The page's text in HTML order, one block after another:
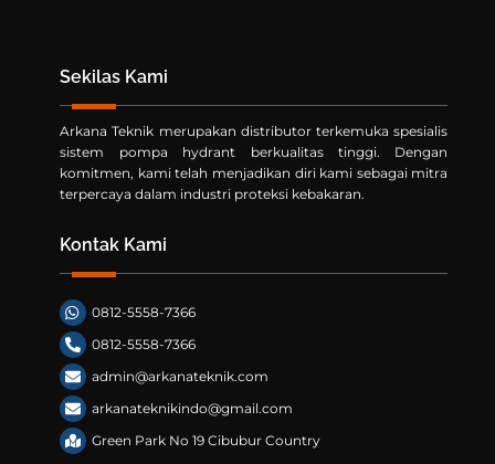
Sekilas Kami
Arkana Teknik merupakan distributor terkemuka spesialis
sistem pompa hydrant berkualitas tinggi. Dengan
komitmen, kami telah menjadikan diri kami sebagai mitra
terpercaya dalam industri proteksi kebakaran.
Kontak Kami
0812-5558-7366
0812-5558-7366
admin@arkanateknik.com
arkanateknikindo@gmail.com
Green Park No 19 Cibubur Country